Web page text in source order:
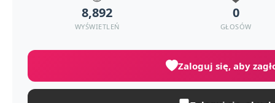
8,892
WYŚWIETLEŃ
0
GŁOSÓW
Zaloguj się, aby